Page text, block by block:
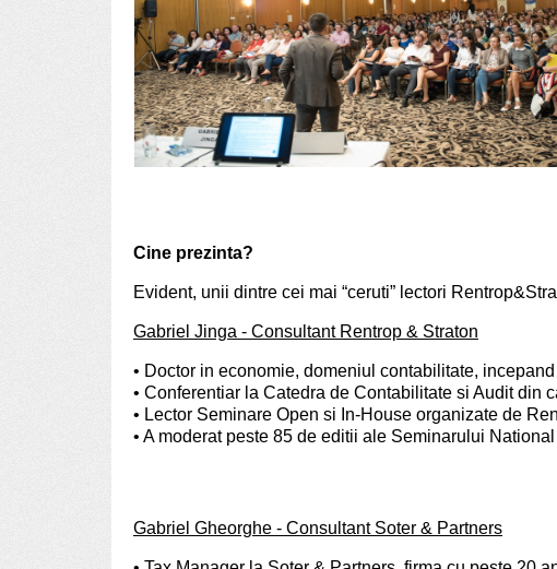
Cine prezinta?
Evident, unii dintre cei mai “ceruti” lectori
Gabriel Jinga - Consultant Rentrop & Straton
• Doctor in economie, domeniul contabilitate,
• Conferentiar la Catedra de Contabilitate si Audit din
• Lector Seminare Open si In-House organizate de
• A moderat peste 85 de editii ale Seminarului
Gabriel Gheorghe - Consultant Soter & Partners